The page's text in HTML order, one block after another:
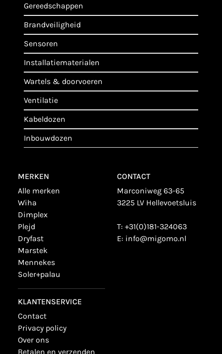
gereedschappen
brandveiligheid
sensoren
installatiematerialen
wartels & doorvoeren
ventilatie
kabeldozen
inbouwdozen
MERKEN
alle merken
wiha
dimplex
plejd
dryfast
marstek
mennekes
soler+palau
KLANTENSERVICE
contact
privacy policy
over ons
betalen en verzenden
CONTACT
Marconiweg 63-65
3225 LV Hellevoetsluis
T: +31(0)181-324063
E: info@migomo.nl